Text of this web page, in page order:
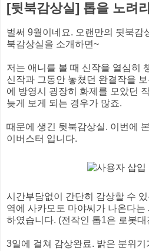
[뒷북감상실] 톱을 노려
벌써 9월이네요. 오랜만의 뒷북감
북감상실을 소개하면~
저는 애니를 볼 때 신작을 열심히
신작과 그동안 놓쳤던 완결작을
에 방영시 굉장히 화제를 모았던
늦게 보게 되는 경우가 많죠.
때문에 생긴 뒷북감상실. 이번에
이버스터 입니다.
시간부담없이 간단히 감상할 수
역에 사카모토 마야씨가 나온다
하였습니다. (전작인 톱1은 로봇
3일에 걸쳐 감상완료. 밝은 분위